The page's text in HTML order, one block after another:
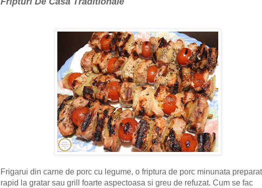
Frigarui din carne de porc cu legume, o friptura de porc minunata
rapid la gratar sau grill foarte aspectoasa si greu de refuzat. Cum se fac